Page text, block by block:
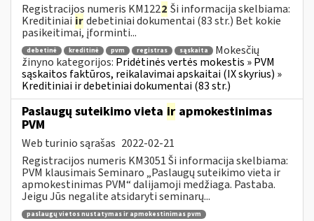
Registracijos numeris KM1222 Ši informacija skelbiama:
Kreditiniai irdebetiniai dokumentai (83 str.) Bet kokie
pasikeitimai, įforminti...
debetinė kreditinė pvm registras sąskaita
Mokesčių
žinyno kategorijos: Pridėtinės vertės mokestis » PVM
sąskaitos faktūros, reikalavimai apskaitai (IX skyrius) »
Kreditiniai ir debetiniai dokumentai (83 str.)
Paslaugų suteikimo vieta ir apmokestinimas
PVM
Web turinio sąrašas 2022-02-21
Registracijos numeris KM3051 Ši informacija skelbiama:
PVM klausimais Seminaro „Paslaugų suteikimo vieta ir
apmokestinimas PVM“ dalijamoji medžiaga. Pastaba.
Jeigu Jūs negalite atsidaryti seminarų...
paslaugų vietos nustatymas ir apmokestinimas pvm